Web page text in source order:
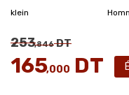
klein
253,846DT
165,000 DT